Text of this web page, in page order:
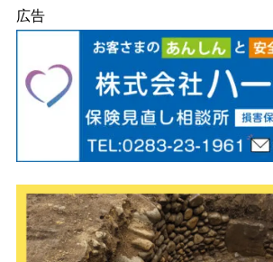
広告